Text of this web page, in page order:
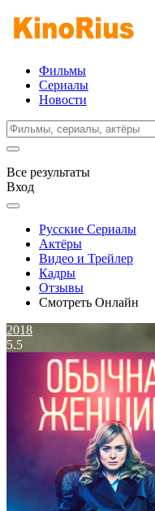
Фильмы
Сериалы
Новости
Все результаты
Вход
Русские Сериалы
Актёры
Видео и Трейлер
Кадры
Отзывы
Смотреть Онлайн
2018
5.5